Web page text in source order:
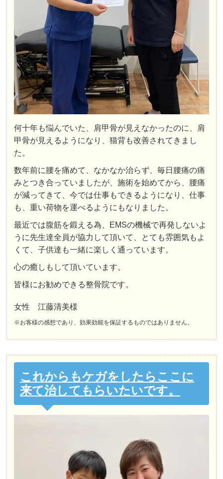
何十年も悩んでいた、肩甲骨が見えなかったのに、肩
甲骨が見えるようになり、猫背も改善されてきまし
た。
数年前に腰を痛めて、なかなか治らず、毎日腰痛の痛
みとつき合っていましたが、施術を始めてから、腰痛
が減ってきて、今では仕事もできるようになり、仕事
も、重い荷物を運べるようにもなりました。
最近では腹筋を鍛える為、EMSの機械で再発しないよ
うに先生達全員が協力して頂いて、とても雰囲気もよ
くて、子供達も一緒に楽しく通っています。
心の癒しもして頂いています。
皆様にお勧めできる整骨院です。
女性 江藤清美様
※お客様の感想であり、効果効能を保証するものではありません。
これからもケガをしたらここに
来て治してもらいたいです。